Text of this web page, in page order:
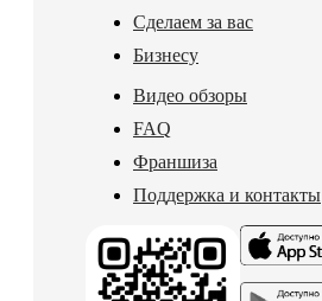
Сделаем за вас
Бизнесу
Видео обзоры
FAQ
Франшиза
Поддержка и контакты